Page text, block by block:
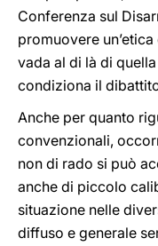
Conferenza sul
promuovere
vada al di là di
condiziona il
Anche per quanto
convenzionali,
non di rado si può
anche di piccolo
situazione nelle
diffuso e generale